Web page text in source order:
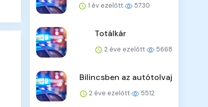
1 év ezelőtt 5730
Totálkár
2 éve ezelőtt 5668
Bilincsben az autótolvaj
2 éve ezelőtt 5512